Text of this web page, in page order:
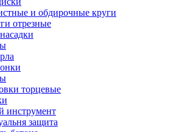
и обдирочные круги
отрезные
торцевые
инструмент
защита